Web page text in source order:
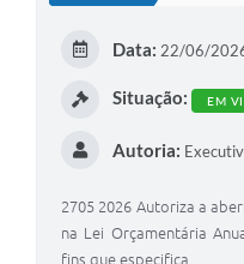
Data: 22/06/
Situação: EM
Autoria:
2705 2026 Autoriza a
na Lei Orçamentária
fins que especifica